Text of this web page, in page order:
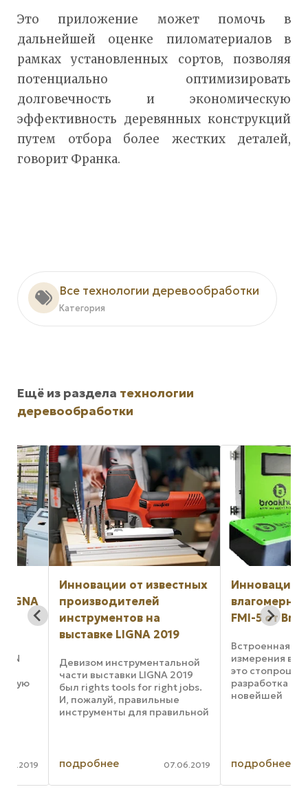
Это приложение может помочь в
дальнейшей оценке пиломатериалов в
рамках установленных сортов, позволяя
потенциально оптимизировать
долговечность и экономическую
эффективность деревянных конструкций
путем отбора более жестких деталей,
говорит Франка.
Все технологии деревообработки
Категория
Ещё из раздела технологии
деревообработки
Инновации от известных
производителей
инструментов на
выставке LIGNA 2019
Девизом инструментальной
части выставки LIGNA 2019
был rights tools for right jobs.
И, пожалуй, правильные
инструменты для правильной
отрасли, как Mafell, Festool,
подробнее 07.06.2019
Инновационная
влагомерная
FMI-5 от
Встроенная система
измерения
это стопроцентно
разработка на
новейшей
известных
Brookhuis FMI-3 и
Конструкция FMI-5
подробнее